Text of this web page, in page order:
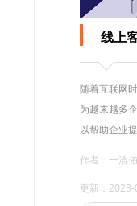
线上
随着互联网
为越来越多
以帮助企业
作者：一洽·
更新：